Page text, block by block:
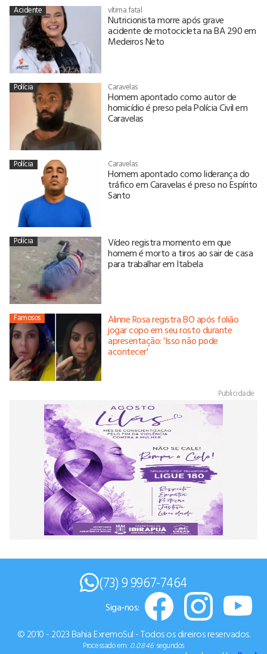
Acidente vítima fatal
Nutricionista morre após grave
acidente de motocicleta na BA 290 em
Medeiros Neto
Polícia Caravelas
Homem apontado como autor de
homicídio é preso pela Polícia Civil em
Caravelas
Polícia Caravelas
Homem apontado como liderança do
tráfico em Caravelas é preso no Espírito
Santo
Polícia Vídeo registra momento em que
homem é morto a tiros ao sair de casa
para trabalhar em Itabela
Famosos Alinne Rosa registra BO após folião
jogar copo em seu rosto durante
apresentação: 'Isso não pode
acontecer'
Publicidade
(73) 9 9967-7464
© 2010 - 2023 Bahia ExremoSul - Todos os direiros reservados.
Processado em: 0.0846 segundos
Siga-nos: